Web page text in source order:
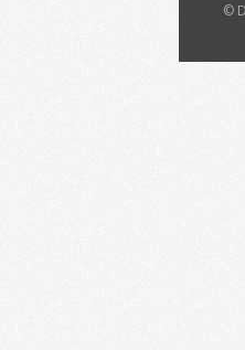
©